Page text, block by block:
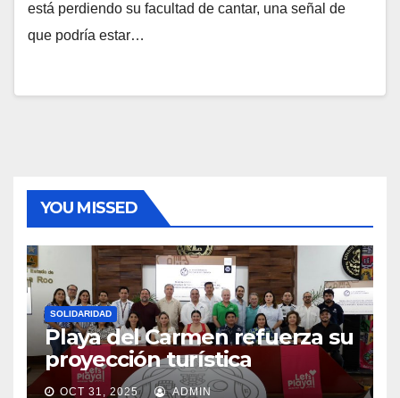
está perdiendo su facultad de cantar, una señal de
que podría estar…
YOU MISSED
SOLIDARIDAD
Playa del Carmen refuerza su
proyección turística
OCT 31, 2025 ADMIN